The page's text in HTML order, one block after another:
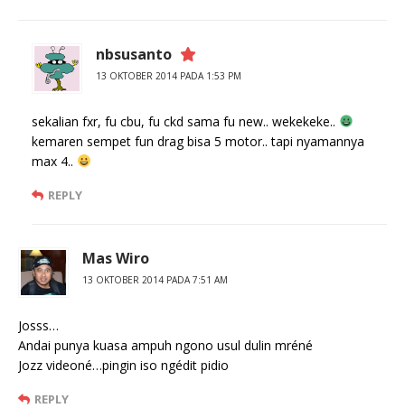
nbsusanto
13 OKTOBER 2014 PADA 1:53 PM
sekalian fxr, fu cbu, fu ckd sama fu new.. wekekeke..
kemaren sempet fun drag bisa 5 motor.. tapi nyamannya
max 4..
REPLY
Mas Wiro
13 OKTOBER 2014 PADA 7:51 AM
Josss…
Andai punya kuasa ampuh ngono usul dulin mréné
Jozz videoné…pingin iso ngédit pidio
REPLY